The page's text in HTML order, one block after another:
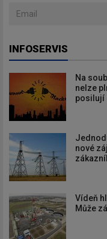
INFOSERVIS
Na
nelze
posilují
nové
Vídeň
Může